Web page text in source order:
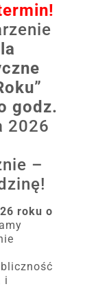
godz.
2026
–
roku o
i